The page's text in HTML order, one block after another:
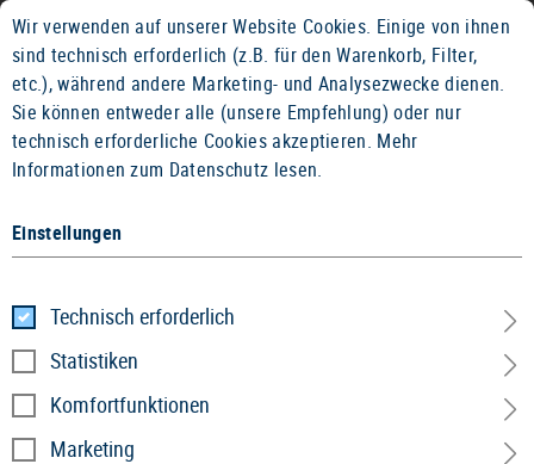
2 JAHRE GEWÄHRLEISTUNG 14 TAGE
T.O.R.D. Windblock Fleece Hoody
AR
Wir verwenden auf unserer Website Cookies. Einige von ihnen
sind technisch erforderlich (z.B. für den Warenkorb, Filter,
etc.), während andere Marketing- und Analysezwecke dienen.
Sie können entweder alle (unsere Empfehlung) oder nur
technisch erforderliche Cookies akzeptieren. Mehr
Informationen zum Datenschutz lesen.
Einstellungen
Technisch erforderlich
Statistiken
Komfortfunktionen
Marketing